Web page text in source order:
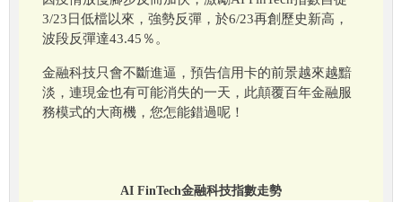
3/23日低檔以來，強勢反彈，於6/23再創歷史新高，
波段反彈達43.45％。
金融科技只會不斷進逼，預告信用卡的前景越來越黯
淡，連現金也有可能消失的一天，此顛覆百年金融服
務模式的大商機，您怎能錯過呢！
AI FinTech金融科技指數走勢